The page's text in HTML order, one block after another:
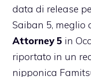
data di release
Saiban 5, meglio
Attorney 5 in
riportato in un
nipponica